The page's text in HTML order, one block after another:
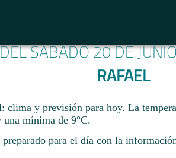
SÁBADO 20 DE
RAFAEL
clima y previsión para hoy. La
mínima de 9°C.​
preparado para el día con la